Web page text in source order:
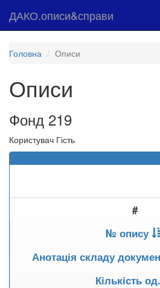
ДАКО.описи&справи
Головна Описи
Описи
Фонд 219
Користувач Гість
#
№ опису
Анотація складу
Кількість